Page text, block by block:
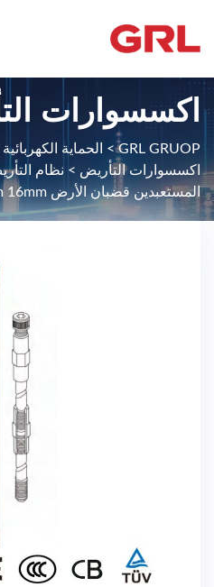
اكسسوارات
GRL GRUOP
> الحماية الكهربائية
اكسسوارات التأريض > نظام
المستعبدين قضبان الأرض 11mm 16mm النحاس التأريض رود